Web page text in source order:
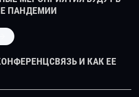
ПАНДЕМИИ
И КАК ЕЕ